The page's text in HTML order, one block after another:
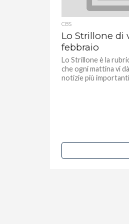
CBS
Lo Strillone di
febbraio
Lo Strillone è la
che ogni mattina vi
notizie più